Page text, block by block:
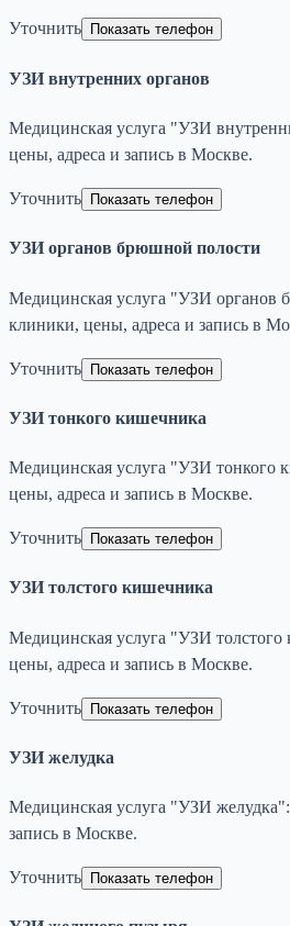
Уточнить Показать телефон
УЗИ внутренних органов
Медицинская услуга "УЗИ
цены, адреса и запись в Москве.
Уточнить Показать телефон
УЗИ органов брюшной полости
Медицинская услуга "УЗИ органов
клиники, цены, адреса и запись в
Уточнить Показать телефон
УЗИ тонкого кишечника
Медицинская услуга "УЗИ тонкого
цены, адреса и запись в Москве.
Уточнить Показать телефон
УЗИ толстого кишечника
Медицинская услуга "УЗИ
цены, адреса и запись в Москве.
Уточнить Показать телефон
УЗИ желудка
Медицинская услуга "УЗИ
запись в Москве.
Уточнить Показать телефон